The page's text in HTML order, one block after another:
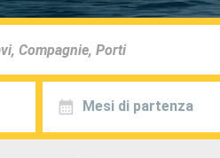
Mesi di partenza